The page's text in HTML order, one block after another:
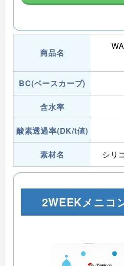
商品名
BC(ベースカーブ)
含水率
酸素透過率(DK/t値)
素材名 シリ
2WEEKメニコ